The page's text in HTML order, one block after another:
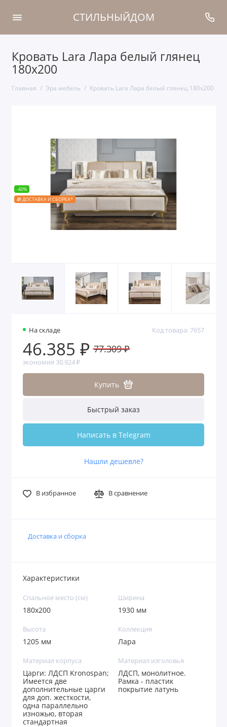
СТИЛЬНЫЙДОМ
Кровать Lara Лара белый глянец
180х200
Главная Эра мебель Кровать Lara Лара белый глянец 180х200
-40%
🎁 ДОСТАВКА И СБОРКА*
На складе Код товара: 7657
46.385 ₽ 77.309 ₽
экономия 30.924 ₽
Купить
Быстрый заказ
Написать в Telegram
Нашли дешевле?
В избранное В сравнение
Доставка и сборка
Характеристики
Спальное место (см)
180х200
Ширина
1930 мм
Высота
1205 мм
Коллекция
Лара
Материал корпуса
Царги: ЛДСП Kronospan;
Имеется две
дополнительные царги
для доп. жесткости,
одна параллельно
изножью, вторая
стандартная
Материал изголовья
ЛДСП, монолитное.
Рамка - пластик
покрытие латунь